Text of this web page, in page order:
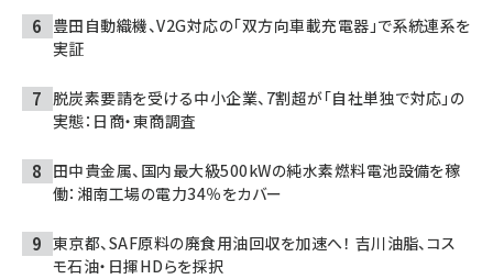
豊田自動織機、V2G対応の「双方向車載充電器」で系統連系を
実証
脱炭素要請を受ける中小企業、7割超が「自社単独で対応」の
実態：日商・東商調査
田中貴金属、国内最大級500kWの純水素燃料電池設備を稼
働：湘南工場の電力34％をカバー
東京都、SAF原料の廃食用油回収を加速へ！ 吉川油脂、コス
モ石油・日揮HDらを採択